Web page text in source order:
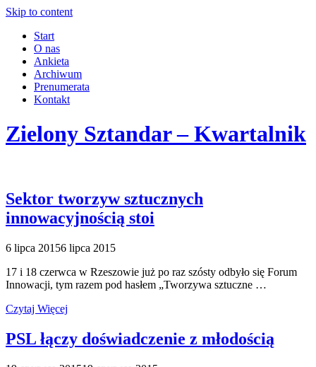
Skip to content
Start
O nas
Ankieta
Archiwum
Prenumerata
Kontakt
Zielony Sztandar – Kwartalnik
Sektor tworzyw sztucznych
innowacyjnością stoi
6 lipca 20156 lipca 2015
17 i 18 czerwca w Rzeszowie już po raz szósty odbyło się Forum
Innowacji, tym razem pod hasłem „Tworzywa sztuczne …
Czytaj Więcej
PSL łączy doświadczenie z młodością